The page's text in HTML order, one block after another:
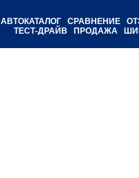
АВТОКАТАЛОГ СРАВНЕНИЕ
ТЕСТ-ДРАЙВ
ПРОДАЖА